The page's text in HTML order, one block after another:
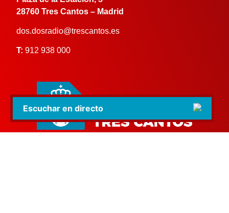
28760 Tres Cantos – Madrid
dos.dosradio@trescantos.es
T: 912 938 000
Escuchar en directo